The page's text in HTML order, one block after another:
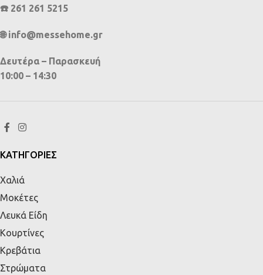
☎️ 261 261 5215
🌐 info@messehome.gr
Δευτέρα – Παρασκευή
10:00 – 14:30
ΚΑΤΗΓΟΡΙΕΣ
Χαλιά
Μοκέτες
Λευκά Είδη
Κουρτίνες
Κρεβάτια
Στρώματα